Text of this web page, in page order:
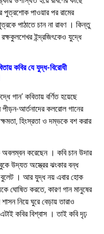
পুত্রশোক পাওয়ার পর রামের
পাঠাতে চান না রাবণ । কিন্তু
ইন্দ্রজিৎকেও যুদ্ধে
কবির যে যুদ্ধ-বিরোধী
গান’ কবিতায় বর্ণিত হয়েছে
আর্তনাদের কলরোল গানের
হিংস্রতা ও দম্ভকে বশ করার
করেছেন । কবি চান উদার
উদ্যত অস্ত্রের ঝংকার বন্ধ
বুলেট । আর যুদ্ধ নয় এবার হোক
ঘোষিত করতে, কারণ গান মানুষের
নিয়ে ঘুরে বেড়ায় তারাও
কবির বিশ্বাস । তাই কবি দৃঢ়